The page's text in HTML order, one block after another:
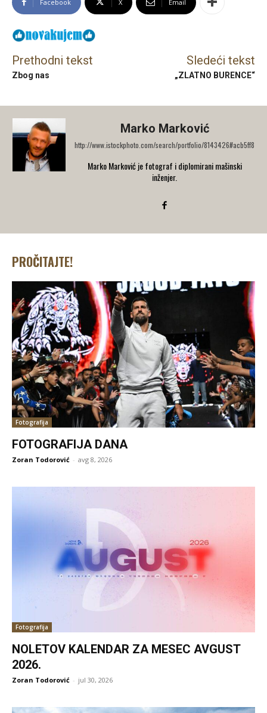
Facebook X Email
Prethodni tekst
Zbog nas
Sledeći tekst
„ZLATNO BURENCE“
Marko Marković
http://www.istockphoto.com/search/portfolio/8143426#acb5ff8
Marko Marković je fotograf i diplomirani mašinski
inženjer.
PROČITAJTE!
Fotografija
FOTOGRAFIJA DANA
Zoran Todorović - avg 8, 2026
Fotografija
NOLETOV KALENDAR ZA MESEC AVGUST
2026.
Zoran Todorović - jul 30, 2026